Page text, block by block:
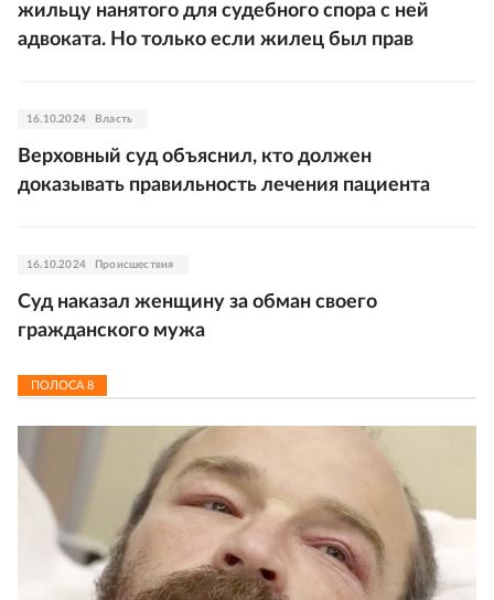
жильцу нанятого для судебного спора с ней
адвоката. Но только если жилец был прав
16.10.2024 Власть
Верховный суд объяснил, кто должен
доказывать правильность лечения пациента
16.10.2024 Происшествия
Суд наказал женщину за обман своего
гражданского мужа
ПОЛОСА8